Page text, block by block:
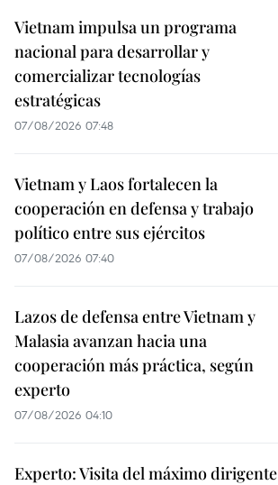
Vietnam impulsa un programa
nacional para desarrollar y
comercializar tecnologías
estratégicas
07/08/2026 07:48
Vietnam y Laos fortalecen la
cooperación en defensa y trabajo
político entre sus ejércitos
07/08/2026 07:40
Lazos de defensa entre Vietnam y
Malasia avanzan hacia una
cooperación más práctica, según
experto
07/08/2026 04:10
Experto: Visita del máximo dirigente